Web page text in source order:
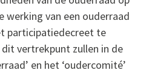
werking van een ouderraad
participatiedecreet te
vertrekpunt zullen in de
en het ‘oudercomité’